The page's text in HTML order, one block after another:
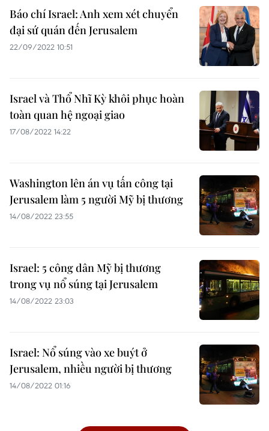
Báo chí Israel: Anh xem xét chuyển
đại sứ quán đến Jerusalem
22/09/2022 10:51
Israel và Thổ Nhĩ Kỳ khôi phục hoàn
toàn quan hệ ngoại giao
17/08/2022 14:22
Washington lên án vụ tấn công tại
Jerusalem làm 5 người Mỹ bị thương
14/08/2022 23:55
Israel: 5 công dân Mỹ bị thương
trong vụ nổ súng tại Jerusalem
14/08/2022 23:03
Israel: Nổ súng vào xe buýt ở
Jerusalem, nhiều người bị thương
14/08/2022 01:16